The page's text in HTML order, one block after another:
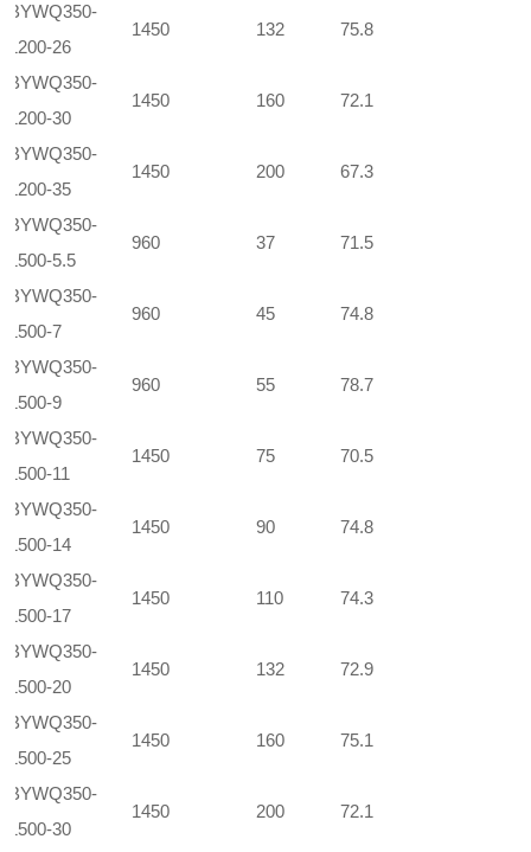
BYWQ350-
1200-26
1450 132 75.8
BYWQ350-
1200-30
1450 160 72.1
BYWQ350-
1200-35
1450 200 67.3
BYWQ350-
1500-5.5
960 37 71.5
BYWQ350-
1500-7
960 45 74.8
BYWQ350-
1500-9
960 55 78.7
BYWQ350-
1500-11
1450 75 70.5
BYWQ350-
1500-14
1450 90 74.8
BYWQ350-
1500-17
1450 110 74.3
BYWQ350-
1500-20
1450 132 72.9
BYWQ350-
1500-25
1450 160 75.1
BYWQ350-
1500-30
1450 200 72.1